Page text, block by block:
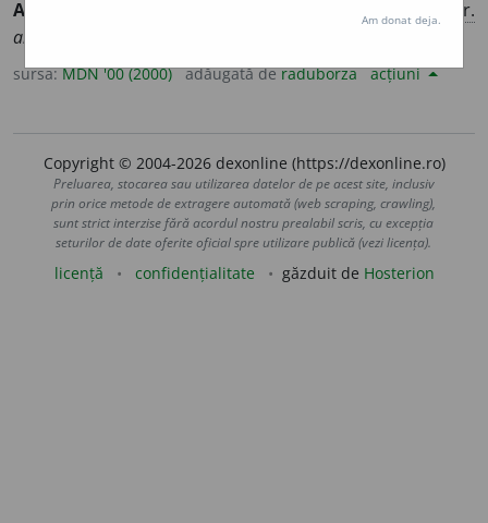
ANIM
fr.
animiste
sursa:MDN '00 (2000) adăugată deraduborza acțiuni
Copyright © 2004-2026 dexonline (https://dexonline.ro)
Preluarea, stocarea sau utilizarea datelor de pe acest site, inclusiv
prin orice metode de extragere automată (web scraping, crawling),
sunt strict interzise fără acordul nostru prealabil scris, cu excepția
seturilor de date oferite oficial spre utilizare publică (vezi licența).
licență confidențialitate găzduit de Hosterion
Am donat deja.